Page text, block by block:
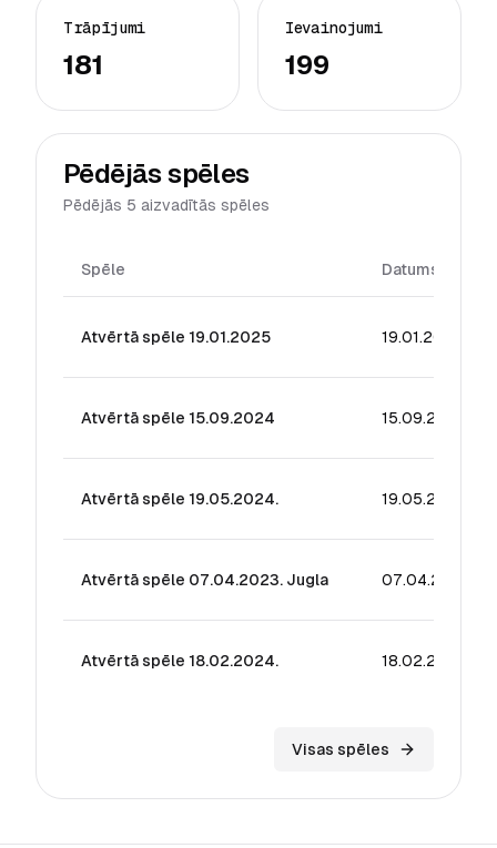
Trāpījumi
181
Ievainojumi
199
Pēdējās spēles
Pēdējās 5 aizvadītās spēles
Spēle Datums
Atvērtā spēle 19.01.2025 19.01.2025
Atvērtā spēle 15.09.2024 15.09.2024
Atvērtā spēle 19.05.2024. 19.05.2024
Atvērtā spēle 07.04.2023. Jugla 07.04.2024
Atvērtā spēle 18.02.2024. 18.02.2024
Visas spēles